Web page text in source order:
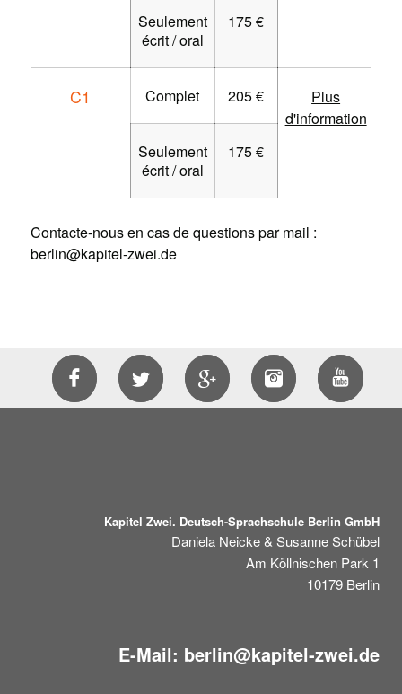
Seulement
écrit / oral
175 €
C1 Complet 205 €
Plus
d'information
Seulement
écrit / oral
175 €
Contacte-nous en cas de questions par mail :
berlin@kapitel-zwei.de
Kapitel Zwei. Deutsch-Sprachschule Berlin GmbH
Daniela Neicke & Susanne Schübel
Am Köllnischen Park 1
10179 Berlin
E-Mail: berlin@kapitel-zwei.de